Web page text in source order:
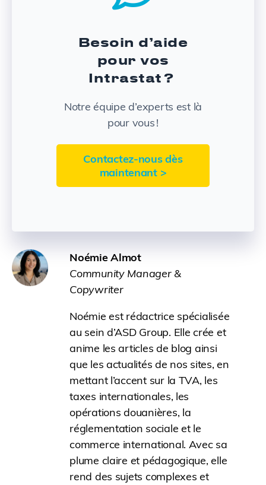
Besoin d’aide
pour vos
Intrastat ?
Notre équipe d’experts est là
pour vous !
Contactez‑nous dès
maintenant >
Noémie Almot
Community Manager &
Copywriter
Noémie est rédactrice spécialisée
au sein d’ASD Group. Elle crée et
anime les articles de blog ainsi
que les actualités de nos sites, en
mettant l’accent sur la TVA, les
taxes internationales, les
opérations douanières, la
réglementation sociale et le
commerce international. Avec sa
plume claire et pédagogique, elle
rend des sujets complexes et